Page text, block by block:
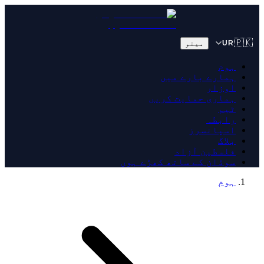
🇵🇰
UR مینو
ہوم
ہمارے بارے میں
اوزار
ہماری حمایت کریں
ٹیم
رابطہ
اسپانسرز
بلاگ
فلسطین آزاد
سوڈان کے ساتھ کھڑے ہوں
ہوم